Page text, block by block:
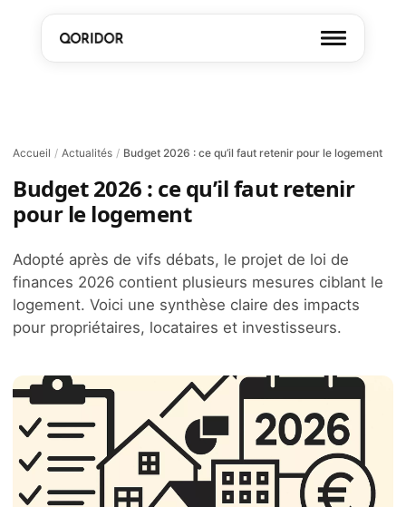
Accueil / Actualités / Budget 2026 : ce qu’il faut retenir pour le logement
Budget 2026 : ce qu’il faut retenir
pour le logement
Adopté après de vifs débats, le projet de loi de
finances 2026 contient plusieurs mesures ciblant le
logement. Voici une synthèse claire des impacts
pour propriétaires, locataires et investisseurs.